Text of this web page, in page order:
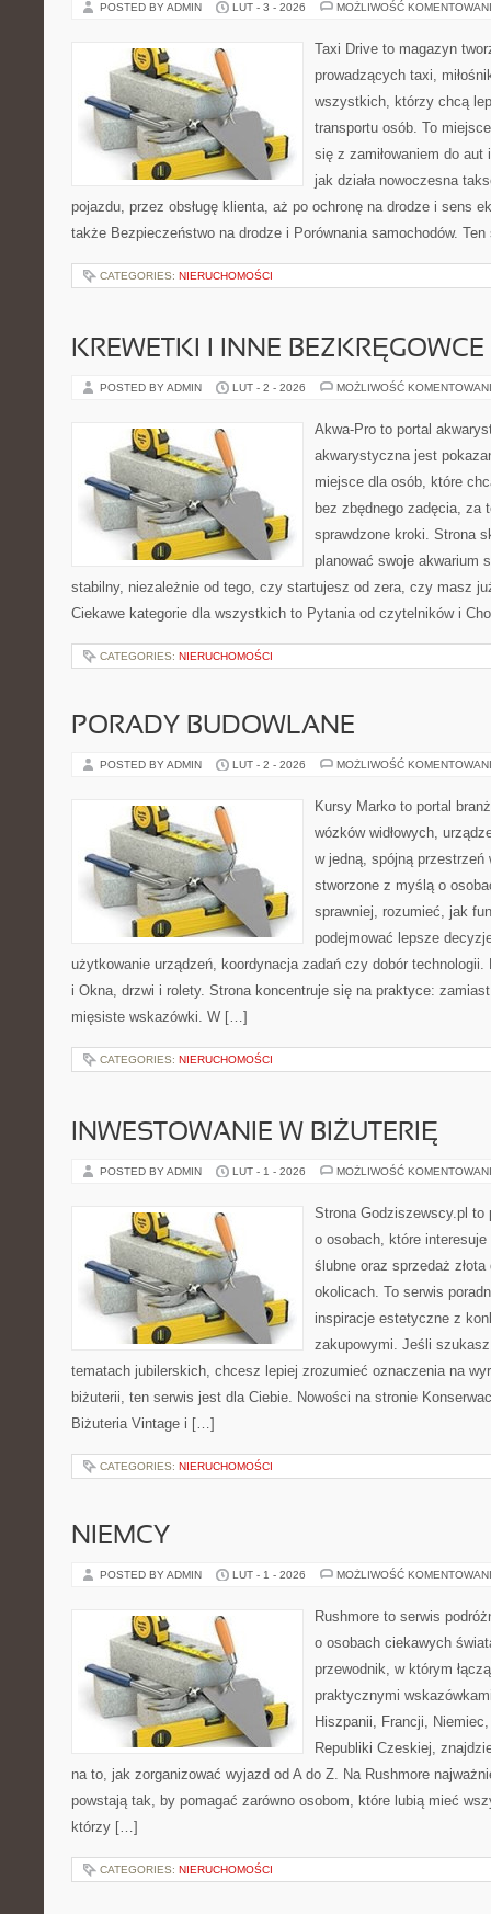
POSTED BY ADMIN LUT - 3 - 2026 MOŻLIWOŚĆ
Taxi Drive to magazyn
prowadzących taxi,
wszystkich, którzy chcą
transportu osób. To
się z zamiłowaniem do
jak działa nowoczesna
pojazdu, przez obsługę klienta, aż po ochronę na drodze i sens
także Bezpieczeństwo na drodze i Porównania samochodów.
CATEGORIES: NIERUCHOMOŚCI
KREWETKI I INNE BEZKRĘGOWCE
POSTED BY ADMIN LUT - 2 - 2026 MOŻLIWOŚĆ
Akwa-Pro to portal
akwarystyczna jest
miejsce dla osób, które
bez zbędnego zadęcia, za
sprawdzone kroki. Strona
planować swoje akwarium
stabilny, niezależnie od tego, czy startujesz od zera, czy masz
Ciekawe kategorie dla wszystkich to Pytania od czytelników i
CATEGORIES: NIERUCHOMOŚCI
PORADY BUDOWLANE
POSTED BY ADMIN LUT - 2 - 2026 MOŻLIWOŚĆ
Kursy Marko to portal
wózków widłowych,
w jedną, spójną przestrzeń
stworzone z myślą o
sprawniej, rozumieć, jak
podejmować lepsze
użytkowanie urządzeń, koordynacja zadań czy dobór technologii.
i Okna, drzwi i rolety. Strona koncentruje się na praktyce:
mięsiste wskazówki. W […]
CATEGORIES: NIERUCHOMOŚCI
INWESTOWANIE W BIŻUTERIĘ
POSTED BY ADMIN LUT - 1 - 2026 MOŻLIWOŚĆ
Strona Godziszewscy.pl
o osobach, które
ślubne oraz sprzedaż
okolicach. To serwis
inspiracje estetyczne z
zakupowymi. Jeśli
tematach jubilerskich, chcesz lepiej zrozumieć oznaczenia na
biżuterii, ten serwis jest dla Ciebie. Nowości na stronie
Biżuteria Vintage i […]
CATEGORIES: NIERUCHOMOŚCI
NIEMCY
POSTED BY ADMIN LUT - 1 - 2026 MOŻLIWOŚĆ
Rushmore to serwis
o osobach ciekawych
przewodnik, w którym
praktycznymi
Hiszpanii, Francji,
Republiki Czeskiej,
na to, jak zorganizować wyjazd od A do Z. Na Rushmore
powstają tak, by pomagać zarówno osobom, które lubią mieć
którzy […]
CATEGORIES: NIERUCHOMOŚCI